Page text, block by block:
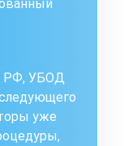
РФ, УБОД
уже